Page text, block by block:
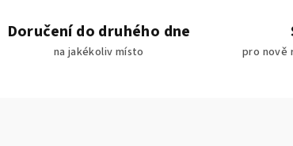
Doručení do druhého dne
na jakékoliv místo pro nově